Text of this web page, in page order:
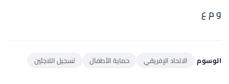
و م ع
الوسوم الاتحاد الإفريقي حماية الأطفال تسجيل اللاجئين